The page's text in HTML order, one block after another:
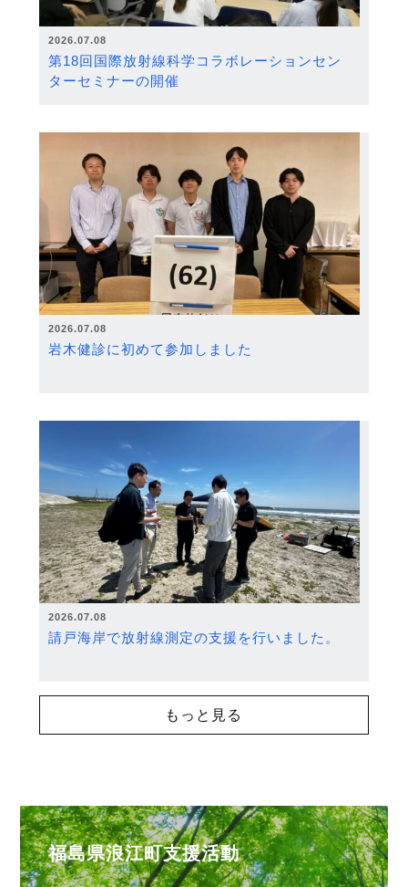
2026.07.08
第18回国際放射線科学コラボレーションセン
ターセミナーの開催
2026.07.08
岩木健診に初めて参加しました
2026.07.08
請戸海岸で放射線測定の支援を行いました。
もっと見る
福島県浪江町支援活動